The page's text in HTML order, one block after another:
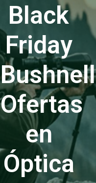
Black
Friday
Ofertas
en
Óptica